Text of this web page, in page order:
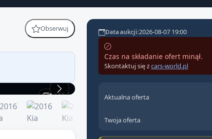
Obserwuj
1 / 13
Data aukcji:2026-08-07 19:00
Czas na składanie ofert minął.
Skontaktuj się zcars-world.pl
Aktualna oferta
Twoja oferta